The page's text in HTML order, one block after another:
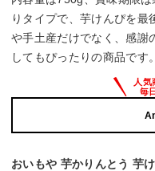
りタイプで、芋けんぴを最
や手土産だけでなく、感謝
してもぴったりの商品です。
おいもや 芋かりんとう 芋